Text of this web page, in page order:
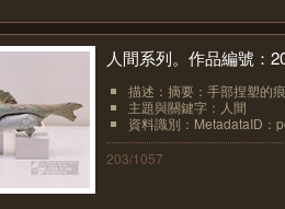
人間系列。作品編號：
描述：摘要：手部捏塑的
主題與關鍵字：人間
資料識別：MetadataID
203/1057